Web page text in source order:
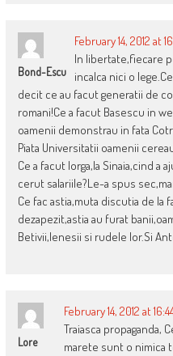
Bond-Escu
February 14, 2012 at
In libertate,fiecare
incalca nici o
decit ce au facut generatii de
romani!Ce a facut Basescu in
oamenii demonstrau in fata
Piata Universitatii oamenii
Ce a facut Iorga,la Sinaia,cind
cerut salariile?Le-a spus
Ce fac astia,muta discutia de la
dezapezit,astia au furat
Betivii,lenesii si rudele lor.Si
Lore
February 14, 2012 at
Traiasca propaganda,
marete sunt o nimica